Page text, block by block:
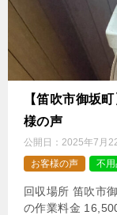
【笛吹市御坂
様の声
公開日： 2025年7月
お客様の声
不
回収場所 笛吹市
の作業料金